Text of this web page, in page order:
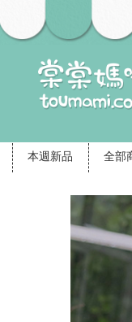
本週新品 全部